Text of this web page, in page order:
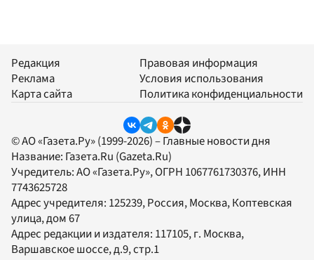
Редакция
Реклама
Карта сайта
Правовая информация
Условия использования
Политика конфиденциальности
© АО «Газета.Ру» (1999-2026) – Главные новости дня
Название: Газета.Ru (Gazeta.Ru)
Учредитель:АО «Газета.Ру», ОГРН 1067761730376, ИНН
7743625728
Адрес учредителя: 125239, Россия, Москва, Коптевская
улица, дом 67
Адрес редакции и издателя: 117105, г. Москва,
Варшавское шоссе, д.9, стр.1